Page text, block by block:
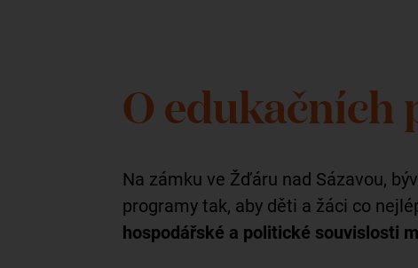
O edukačních
Na zámku ve Žďáru nad Sázavou,
programy tak, aby děti a žáci co
hospodářské a politické souvislosti